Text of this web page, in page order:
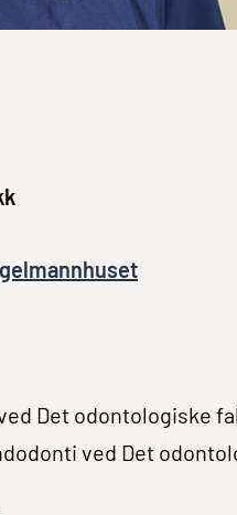
Det odontologiske
ved Det